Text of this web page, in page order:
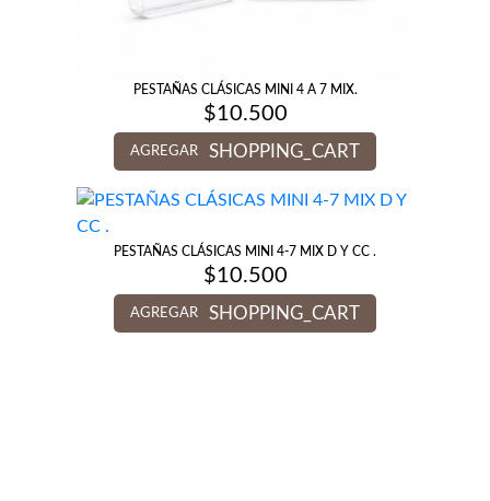
PESTAÑAS CLÁSICAS MINI 4 A 7 MIX.
$10.500
AGREGAR SHOPPING_CART
PESTAÑAS CLÁSICAS MINI 4-7 MIX D Y CC .
$10.500
AGREGAR SHOPPING_CART